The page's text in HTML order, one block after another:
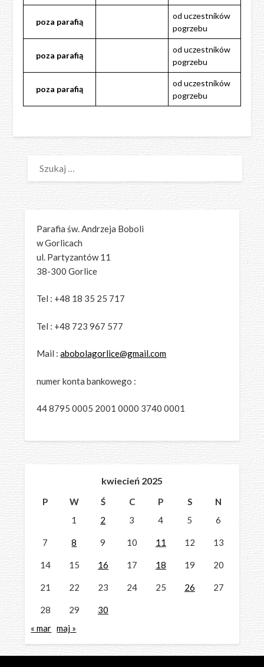
poza parafią
od uczestników
pogrzebu
poza parafią
od uczestników
pogrzebu
poza parafią
od uczestników
pogrzebu
Parafia św. Andrzeja Boboli
w Gorlicach
ul. Partyzantów 11
38-300 Gorlice
Tel : +48 18 35 25 717
Tel : +48 723 967 577
Mail :abobolagorlice@gmail.com
numer konta bankowego :
44 8795 0005 2001 0000 3740 0001
kwiecień 2025
P W Ś C P S
N
1
2 3 4 5 6
7 8 9 10 11 12 13
14 15 16 17 18 19 20
21 22 23 24 25 26 27
28 29
30
« mar maj »